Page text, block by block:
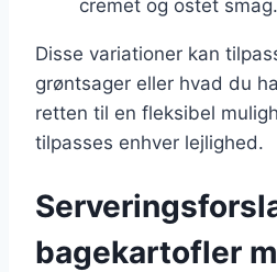
cremet og ostet smag.
Disse variationer kan
grøntsager eller hvad du
retten til en fleksibel
tilpasses enhver lejlighed.
bagekartofler